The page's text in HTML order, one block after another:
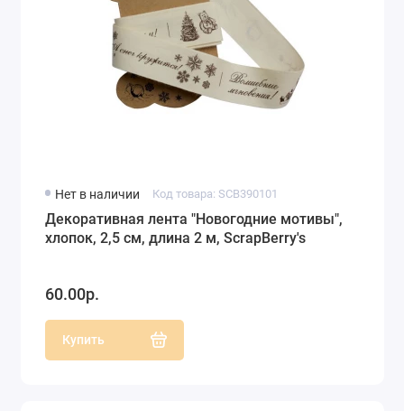
Нет в наличии Код товара: SCB390101
Декоративная лента "Новогодние мотивы",
хлопок, 2,5 см, длина 2 м, ScrapBerry's
60.00р.
Купить